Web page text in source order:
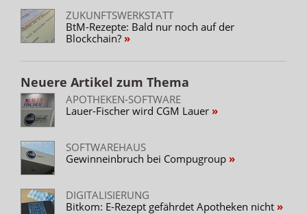
ZUKUNFTSWERKSTATT
BtM-Rezepte: Bald nur noch auf der
Blockchain?
Neuere Artikel zum Thema
APOTHEKEN-SOFTWARE
Lauer-Fischer wird CGM Lauer
SOFTWAREHAUS
Gewinneinbruch bei Compugroup
DIGITALISIERUNG
Bitkom: E-Rezept gefährdet Apotheken nicht